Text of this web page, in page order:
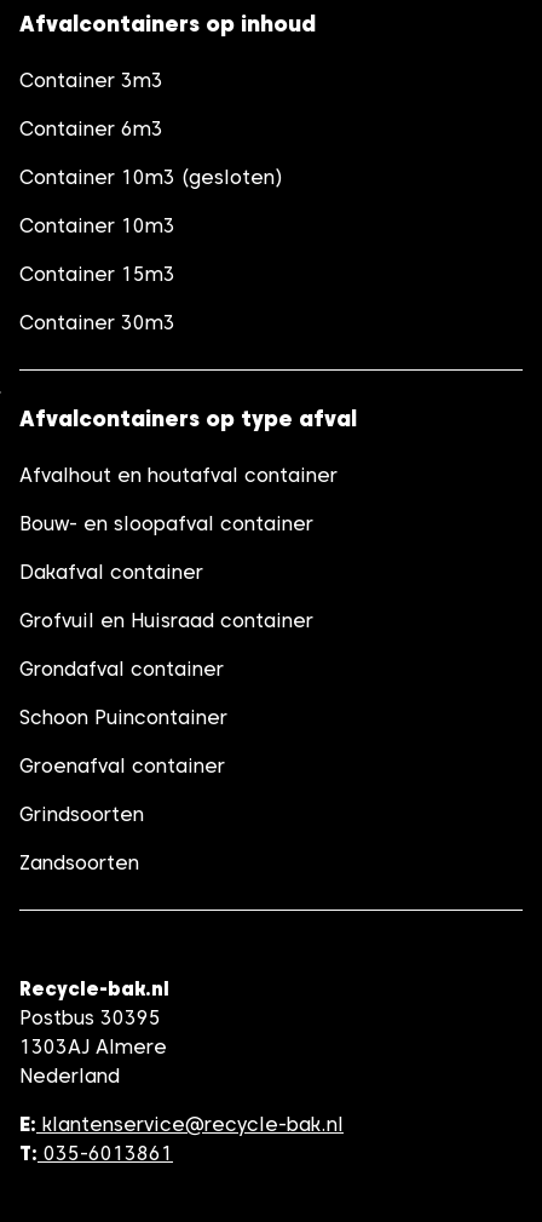
Afvalcontainers op inhoud
Container 3m3
Container 6m3
Container 10m3 (gesloten)
Container 10m3
Container 15m3
Container 30m3
Afvalcontainers op type afval
Afvalhout en houtafval container
Bouw- en sloopafval container
Dakafval container
Grofvuil en Huisraad container
Grondafval container
Schoon Puincontainer
Groenafval container
Grindsoorten
Zandsoorten
Recycle-bak.nl
Postbus 30395
1303AJ Almere
Nederland
E: klantenservice@recycle-bak.nl
T: 035-6013861